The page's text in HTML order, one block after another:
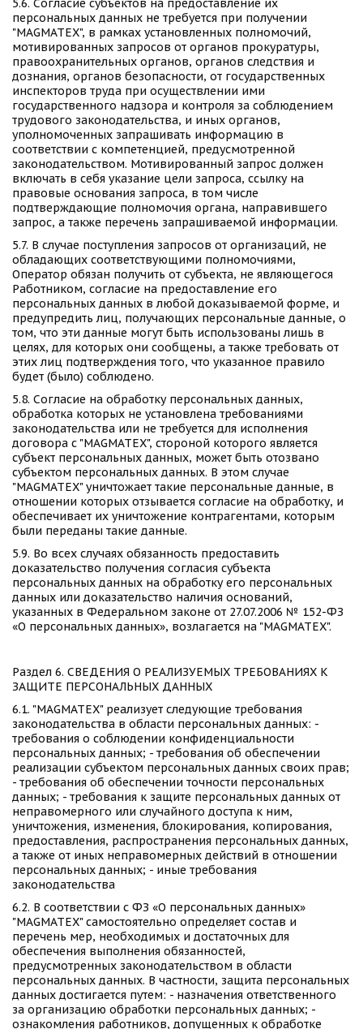
5.6. Согласие субъектов на предоставление их
персональных данных не требуется при получении
"MAGMATEX", в рамках установленных полномочий,
мотивированных запросов от органов прокуратуры,
правоохранительных органов, органов следствия и
дознания, органов безопасности, от государственных
инспекторов труда при осуществлении ими
государственного надзора и контроля за соблюдением
трудового законодательства, и иных органов,
уполномоченных запрашивать информацию в
соответствии с компетенцией, предусмотренной
законодательством. Мотивированный запрос должен
включать в себя указание цели запроса, ссылку на
правовые основания запроса, в том числе
подтверждающие полномочия органа, направившего
запрос, а также перечень запрашиваемой информации.
5.7. В случае поступления запросов от организаций, не
обладающих соответствующими полномочиями,
Оператор обязан получить от субъекта, не являющегося
Работником, согласие на предоставление его
персональных данных в любой доказываемой форме, и
предупредить лиц, получающих персональные данные, о
том, что эти данные могут быть использованы лишь в
целях, для которых они сообщены, а также требовать от
этих лиц подтверждения того, что указанное правило
будет (было) соблюдено.
5.8. Согласие на обработку персональных данных,
обработка которых не установлена требованиями
законодательства или не требуется для исполнения
договора с "MAGMATEX", стороной которого является
субъект персональных данных, может быть отозвано
субъектом персональных данных. В этом случае
"MAGMATEX" уничтожает такие персональные данные, в
отношении которых отзывается согласие на обработку, и
обеспечивает их уничтожение контрагентами, которым
были переданы такие данные.
5.9. Во всех случаях обязанность предоставить
доказательство получения согласия субъекта
персональных данных на обработку его персональных
данных или доказательство наличия оснований,
указанных в Федеральном законе от 27.07.2006 № 152-ФЗ
«О персональных данных», возлагается на "MAGMATEX".
Раздел 6. СВЕДЕНИЯ О РЕАЛИЗУЕМЫХ ТРЕБОВАНИЯХ К
ЗАЩИТЕ ПЕРСОНАЛЬНЫХ ДАННЫХ
6.1. "MAGMATEX" реализует следующие требования
законодательства в области персональных данных: -
требования о соблюдении конфиденциальности
персональных данных; - требования об обеспечении
реализации субъектом персональных данных своих прав;
- требования об обеспечении точности персональных
данных; - требования к защите персональных данных от
неправомерного или случайного доступа к ним,
уничтожения, изменения, блокирования, копирования,
предоставления, распространения персональных данных,
а также от иных неправомерных действий в отношении
персональных данных; - иные требования
законодательства
6.2. В соответствии с ФЗ «О персональных данных»
"MAGMATEX" самостоятельно определяет состав и
перечень мер, необходимых и достаточных для
обеспечения выполнения обязанностей,
предусмотренных законодательством в области
персональных данных. В частности, защита персональных
данных достигается путем: - назначения ответственного
за организацию обработки персональных данных; -
ознакомления работников, допущенных к обработке